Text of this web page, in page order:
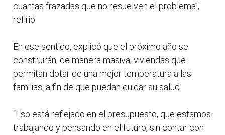
cuantas frazadas que no resuelven el problema”,
refirió.
En ese sentido, explicó que el próximo año se
construirán, de manera masiva, viviendas que
permitan dotar de una mejor temperatura a las
familias, a fin de que puedan cuidar su salud.
“Eso está reflejado en el presupuesto, que estamos
trabajando y pensando en el futuro, sin contar con